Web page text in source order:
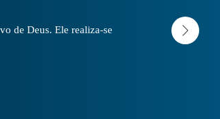
de Deus. Ele realiza-se